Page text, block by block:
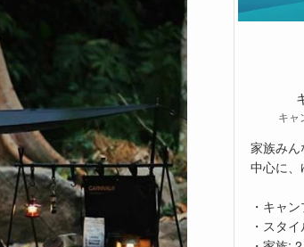
キャ
家族み
中心に、
・キャ
・スタ